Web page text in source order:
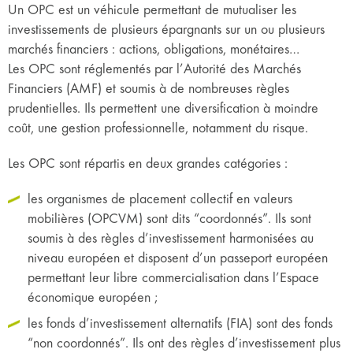
Un OPC est un véhicule permettant de mutualiser les
investissements de plusieurs épargnants sur un ou plusieurs
marchés financiers : actions, obligations, monétaires…
Les OPC sont réglementés par l’Autorité des Marchés
Financiers (AMF) et soumis à de nombreuses règles
prudentielles. Ils permettent une diversification à moindre
coût, une gestion professionnelle, notamment du risque.
Les OPC sont répartis en deux grandes catégories :
les organismes de placement collectif en valeurs
mobilières (OPCVM) sont dits “coordonnés”. Ils sont
soumis à des règles d’investissement harmonisées au
niveau européen et disposent d’un passeport européen
permettant leur libre commercialisation dans l’Espace
économique européen ;
les fonds d’investissement alternatifs (FIA) sont des fonds
“non coordonnés”. Ils ont des règles d’investissement plus